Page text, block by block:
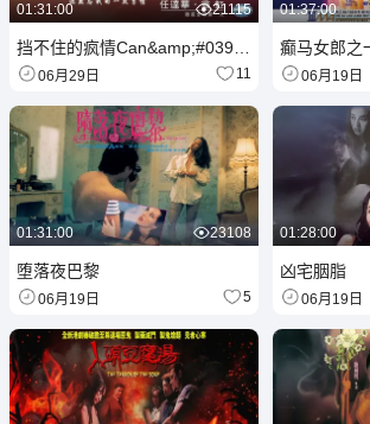
01:31:00 21115
挡不住的疯情Can&amp;#039;tStopMyCrazyLoveforYou1993
06月29日 11
01:37:00
癫马女郎之
06月19日
01:31:00 23108
堕落夜巴黎
06月19日 5
01:28:00
凶宅胭脂
06月19日